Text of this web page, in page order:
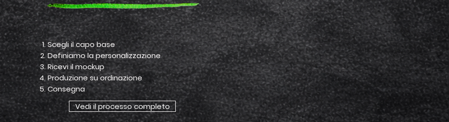
Scegli il capo base
Definiamo la personalizzazione
Ricevi il mockup
Produzione su ordinazione
Consegna
Vedi il processo completo